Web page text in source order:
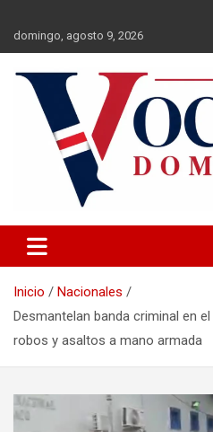
contenido
domingo, agosto 9, 2026
El Vocero
Inicio
Nacionales
Desmantelan banda criminal en
robos y asaltos a mano armada